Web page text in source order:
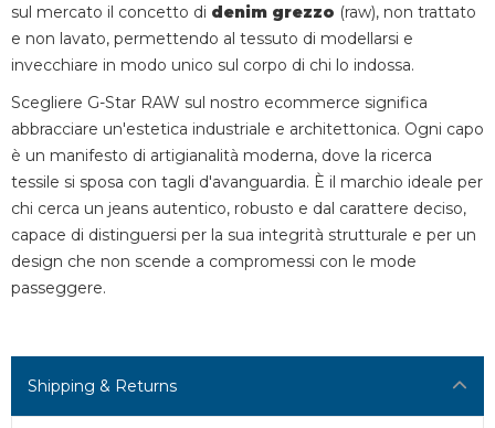
sul mercato il concetto di denim grezzo (raw), non trattato
e non lavato, permettendo al tessuto di modellarsi e
invecchiare in modo unico sul corpo di chi lo indossa.
Scegliere G-Star RAW sul nostro ecommerce significa
abbracciare un'estetica industriale e architettonica. Ogni capo
è un manifesto di artigianalità moderna, dove la ricerca
tessile si sposa con tagli d'avanguardia. È il marchio ideale per
chi cerca un jeans autentico, robusto e dal carattere deciso,
capace di distinguersi per la sua integrità strutturale e per un
design che non scende a compromessi con le mode
passeggere.
Shipping & Returns